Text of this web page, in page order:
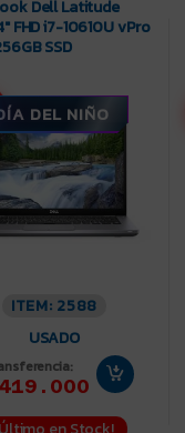
Dell Latitude
FHD i7-10610U vPro
SSD
DEL NIÑO
ITEM: 2588
USADO